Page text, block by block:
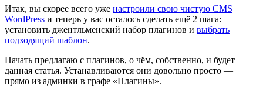
Итак, вы скорее всего уже настроили свою чистую CMS
WordPress и теперь у вас осталось сделать ещё 2 шага:
установить джентльменский набор плагинов и выбрать
подходящий шаблон.
Начать предлагаю с плагинов, о чём, собственно, и будет
данная статья. Устанавливаются они довольно просто —
прямо из админки в графе «Плагины».